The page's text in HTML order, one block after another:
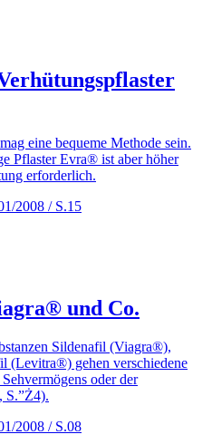
eine bequeme Methode sein.
Pflaster Evra® ist aber höher
erforderlich.
2008 / S.15
und Co.
Sildenafil (Viagra®),
(Levitra®) gehen verschiedene
oder der
S.”Ż4).
2008 / S.08